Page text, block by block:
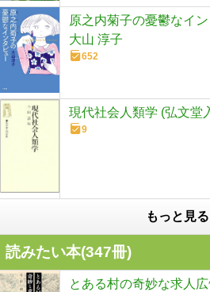
原之内菊子の憂鬱なイ
大山 淳子
652
現代社会人類学 (弘文堂
9
もっと見る
読みたい本(347冊)
とある村の奇妙な求人